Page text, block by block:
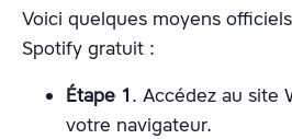
Voici quelques moyens
Spotify gratuit :
Étape 1. Accédez au site
votre navigateur.